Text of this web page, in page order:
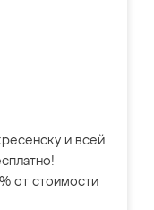
и всей
от стоимости